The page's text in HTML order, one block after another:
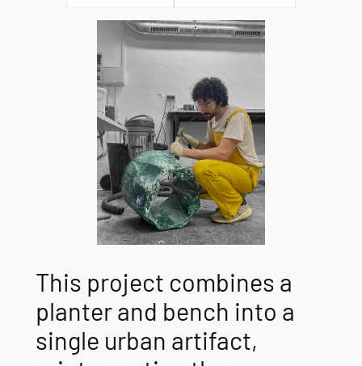
This project combines a
planter and bench into a
single urban artifact,